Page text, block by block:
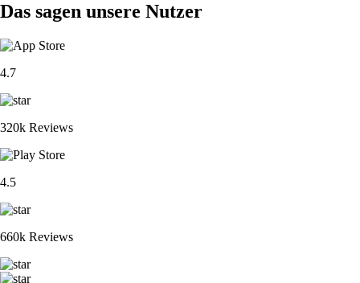
Das sagen unsere Nutzer
4.7
320k Reviews
4.5
660k Reviews